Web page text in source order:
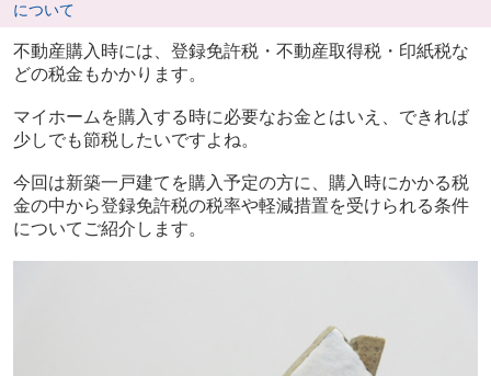
について
不動産購入時には、登録免許税・不動産取得税・印紙税な
どの税金もかかります。
マイホームを購入する時に必要なお金とはいえ、できれば
少しでも節税したいですよね。
今回は新築一戸建てを購入予定の方に、購入時にかかる税
金の中から登録免許税の税率や軽減措置を受けられる条件
についてご紹介します。